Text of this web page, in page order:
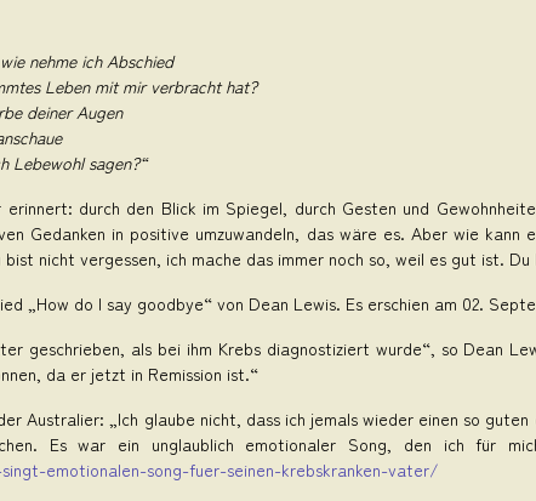
nehme ich Abschied
Leben mit mir verbracht hat?
deiner Augen
Lebewohl sagen?“
durch den Blick im Spiegel, durch Gesten und
Gedanken in positive umzuwandeln, das wäre es. Aber wie
nicht vergessen, ich mache das immer noch so, weil es gut ist.
„How do I say goodbye“ von Dean Lewis. Es erschien am 02.
geschrieben, als bei ihm Krebs diagnostiziert wurde“, so Dean
da er jetzt in Remission ist.“
Australier: „Ich glaube nicht, dass ich jemals wieder einen so
Es war ein unglaublich emotionaler Song, den ich für
emotionalen-song-fuer-seinen-krebskranken-vater/